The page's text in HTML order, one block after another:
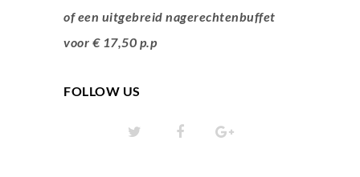
of een uitgebreid nagerechtenbuffet
voor € 17,50 p.p
FOLLOW US